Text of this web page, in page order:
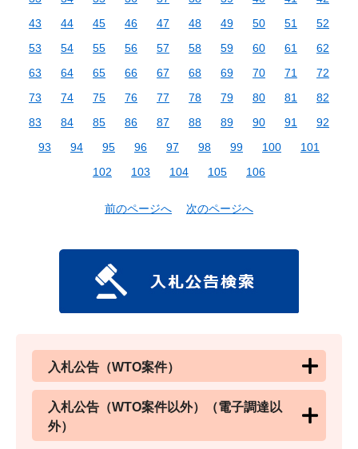
43
44 45 46 47 48 49 50 51
52
53
54 55 56 57 58 59 60 61
62
63
64 65 66 67 68 69 70 71
72
73
74 75 76 77 78 79 80 81
82
83
84 85 86 87 88 89 90 91
92
93
94 95 96 97 98 99 100
101
102
103 104 105 106
前のページへ 次のページへ
入札公告（WTO案件）
入札公告（WTO案件以外）（電子調達以
外）